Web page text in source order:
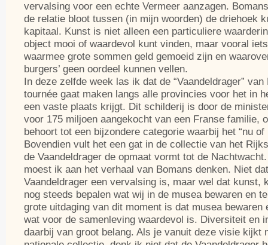
vervalsing voor een echte Vermeer aanzagen.
de relatie bloot tussen (in mijn woorden) de driehoek
kapitaal. Kunst is niet alleen een particuliere
object mooi of waardevol kunt vinden, maar vooral
waarmee grote sommen geld gemoeid zijn en
burgers’ geen oordeel kunnen vellen.
In deze zelfde week las ik dat de “Vaandeldrager” van
tournée gaat maken langs alle provincies voor het in
een vaste plaats krijgt. Dit schilderij is door de
voor 175 miljoen aangekocht van een Franse familie,
behoort tot een bijzondere categorie waarbij het “nu of
Bovendien vult het een gat in de collectie van het
de Vaandeldrager de opmaat vormt tot de
moest ik aan het verhaal van Bomans denken. Niet
Vaandeldrager een vervalsing is, maar wel dat kunst,
nog steeds bepalen wat wij in de musea bewaren en
grote uitdaging van dit moment is dat musea bewaren
wat voor de samenleving waardevol is. Diversiteit en
daarbij van groot belang. Als je vanuit deze visie kijkt